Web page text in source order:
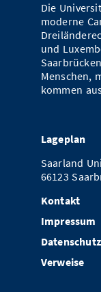
Die
moderne
und
Menschen,
kommen
Lageplan
Saarland
66123
Kontakt
Impressum
Datenschutz
Verweise